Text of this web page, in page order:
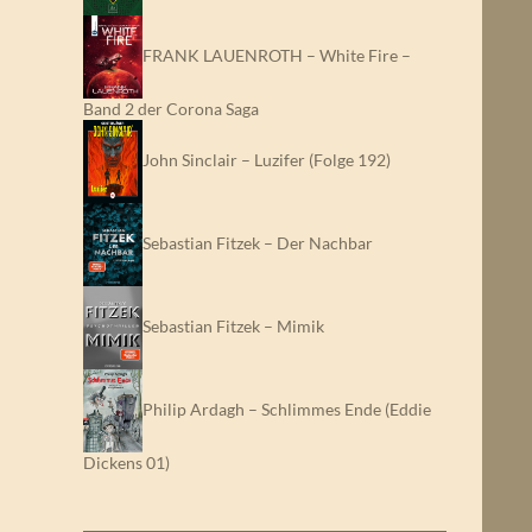
FRANK LAUENROTH – White Fire –
Band 2 der Corona Saga
John Sinclair – Luzifer (Folge 192)
Sebastian Fitzek – Der Nachbar
Sebastian Fitzek – Mimik
Philip Ardagh – Schlimmes Ende (Eddie
Dickens 01)